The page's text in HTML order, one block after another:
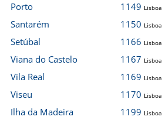
Porto
Santarém
Setúbal
Viana do Castelo
Vila Real
Viseu
Ilha da Madeira
1149 Lisboa
1150 Lisboa
1166 Lisboa
1167 Lisboa
1169 Lisboa
1170 Lisboa
1199 Lisboa